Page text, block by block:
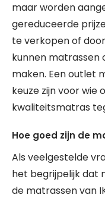
maar worden
gereduceerde
te verkopen of
kunnen matrassen
maken. Een outlet
keuze zijn voor wie
kwaliteitsmatras
Hoe goed zijn de
Als veelgestelde
het begrijpelijk dat
de matrassen van